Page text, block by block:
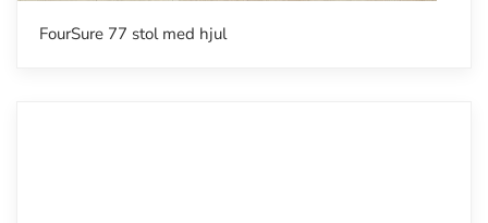
FourSure 77 stol med hjul